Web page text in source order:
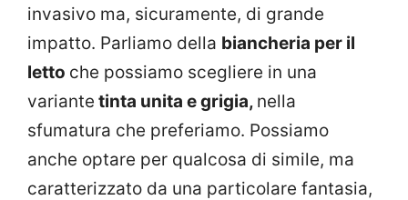
invasivo ma, sicuramente, di grande
impatto. Parliamo della biancheria per il
letto che possiamo scegliere in una
variante tinta unita e grigia, nella
sfumatura che preferiamo. Possiamo
anche optare per qualcosa di simile, ma
caratterizzato da una particolare fantasia,